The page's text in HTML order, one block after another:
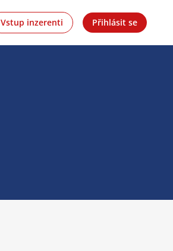
Vstup inzerenti Přihlásit se